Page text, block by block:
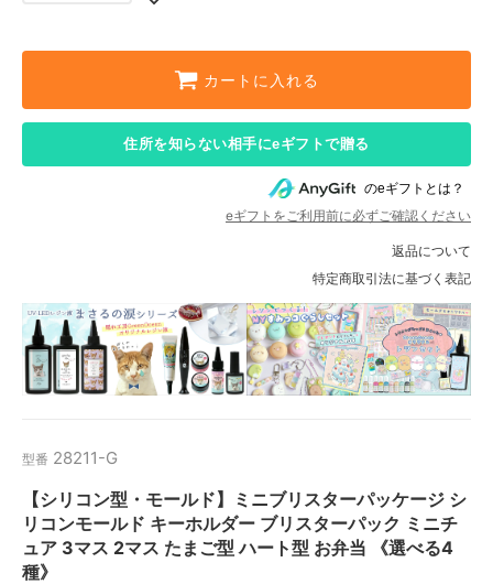
カートに入れる
住所を知らない相手にeギフトで贈る
のeギフトとは？
eギフトをご利用前に必ずご確認ください
返品について
特定商取引法に基づく表記
型番 28211-G
【シリコン型・モールド】ミニブリスターパッケージ シ
リコンモールド キーホルダー ブリスターパック ミニチ
ュア 3マス 2マス たまご型 ハート型 お弁当 《選べる4
種》